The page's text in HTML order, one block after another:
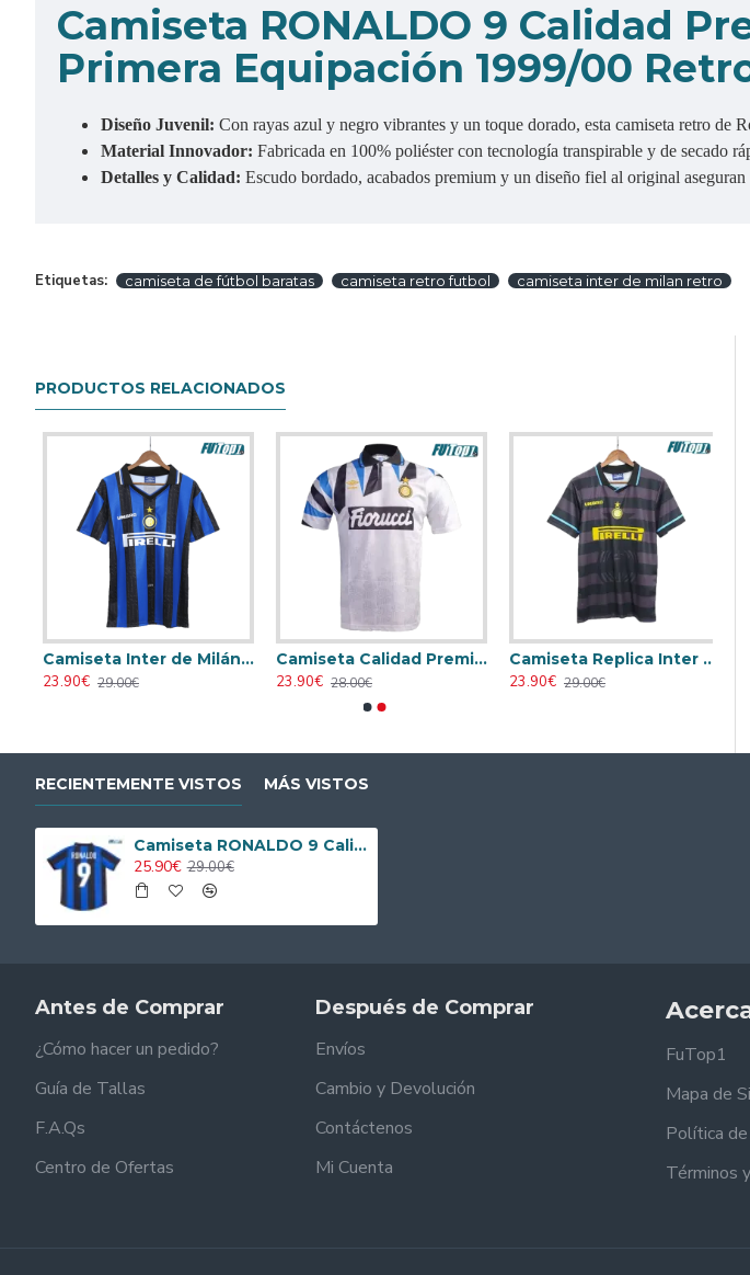
Camiseta RONALDO 9 Calidad
Primera Equipación 1999/00
Diseño Juvenil: Con rayas azul y negro vibrantes y un toque dorado, esta camiseta retro de
Material Innovador: Fabricada en 100% poliéster con tecnología transpirable y de secado
Detalles y Calidad: Escudo bordado, acabados premium y un diseño fiel al original
Etiquetas: camiseta de fútbol baratas camiseta retro futbol camiseta inter de milan retro
PRODUCTOS RELACIONADOS
Camiseta Inter de Milán 1997/98 Local Retro Azul/Negro
23.90€
29.00€
Camiseta Calidad Premium Inter de Milán Away 1992/93 Retro
23.90€
28.00€
Camiseta Replica Inter de Milán Visitante 1997/98 Antigua
23.90€
29.00€
RECIENTEMENTE VISTOS MÁS VISTOS
Camiseta RONALDO 9 Calidad Premium Inter de Milán Home Primera Equipación 1999/00 Retro
25.90€ 29.00€
Antes de Comprar
¿Cómo hacer un pedido?
Guía de Tallas
F.A.Qs
Centro de Ofertas
Después de Comprar
Envíos
Cambio y Devolución
Contáctenos
Mi Cuenta
FuTop1
Mapa de
Política
Términos